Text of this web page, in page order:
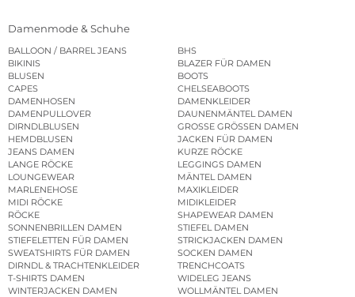
Damenmode & Schuhe
BALLOON / BARREL JEANS
BHS
BIKINIS
BLAZER FÜR DAMEN
BLUSEN
BOOTS
CAPES
CHELSEABOOTS
DAMENHOSEN
DAMENKLEIDER
DAMENPULLOVER
DAUNENMÄNTEL DAMEN
DIRNDLBLUSEN
GROSSE GRÖSSEN DAMEN
HEMDBLUSEN
JACKEN FÜR DAMEN
JEANS DAMEN
KURZE RÖCKE
LANGE RÖCKE
LEGGINGS DAMEN
LOUNGEWEAR
MÄNTEL DAMEN
MARLENEHOSE
MAXIKLEIDER
MIDI RÖCKE
MIDIKLEIDER
RÖCKE
SHAPEWEAR DAMEN
SONNENBRILLEN DAMEN
STIEFEL DAMEN
STIEFELETTEN FÜR DAMEN
STRICKJACKEN DAMEN
SWEATSHIRTS FÜR DAMEN
SOCKEN DAMEN
DIRNDL & TRACHTENKLEIDER
TRENCHCOATS
T-SHIRTS DAMEN
WIDELEG JEANS
WINTERJACKEN DAMEN
WOLLMÄNTEL DAMEN